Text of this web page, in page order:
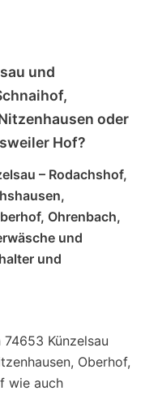
und
oder
Hof?
– Rodachshof,
Ohrenbach,
und
und
Künzelsau
Oberhof,
wie auch